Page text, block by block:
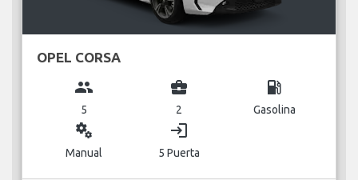
OPEL CORSA
group
5
business_center
2
local_gas_station
Gasolina
miscellaneous_services
Manual
login
5 Puerta